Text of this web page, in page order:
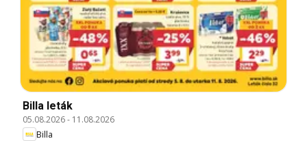
Billa leták
05.08.2026- 11.08.2026
Billa